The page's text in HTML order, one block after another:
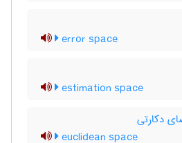
error space
estimation space
دکارتی
euclidean space